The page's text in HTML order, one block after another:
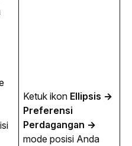
Ketuk ikon Ellipsis →
Preferensi
mode posisi Anda